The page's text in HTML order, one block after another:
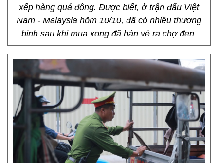
xếp hàng quá đông. Được biết, ở trận đấu Việt
Nam - Malaysia hôm 10/10, đã có nhiều thương
binh sau khi mua xong đã bán vé ra chợ đen.